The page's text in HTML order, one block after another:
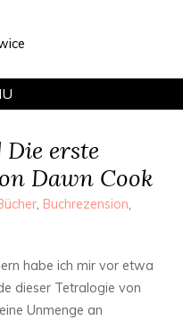
Die erste
Dawn Cook
, Buchrezension,
habe ich mir vor etwa
dieser Tetralogie von
Unmenge an